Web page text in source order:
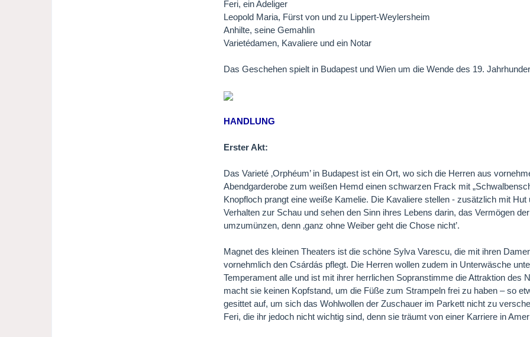
Feri, ein Adeliger
Leopold Maria, Fürst von und zu Lippert-Weylersheim
Anhilte, seine Gemahlin
Varietédamen, Kavaliere und ein Notar
Das Geschehen spielt in Budapest und Wien um die Wende des 19.
HANDLUNG
Erster Akt:
Das Varieté ‚Orphéum’ in Budapest ist ein Ort, wo sich die Herren aus
Abendgarderobe zum weißen Hemd einen schwarzen Frack mit
Knopfloch prangt eine weiße Kamelie. Die Kavaliere stellen - zusätzlich mit
Verhalten zur Schau und sehen den Sinn ihres Lebens darin, das Vermögen
umzumünzen, denn ‚ganz ohne Weiber geht die Chose nicht’.
Magnet des kleinen Theaters ist die schöne Sylva Varescu, die mit ihren
vornehmlich den Csárdás pflegt. Die Herren wollen zudem in Unterwäsche
Temperament alle und ist mit ihrer herrlichen Sopranstimme die Attraktion des
macht sie keinen Kopfstand, um die Füße zum Strampeln frei zu haben – so
gesittet auf, um sich das Wohlwollen der Zuschauer im Parkett nicht zu
Feri, die ihr jedoch nicht wichtig sind, denn sie träumt von einer Karriere in